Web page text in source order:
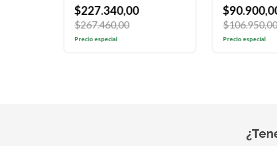
$227.340,00
$267.460,00
Precio especial
$90.900,00
$106.950,00
Precio especial